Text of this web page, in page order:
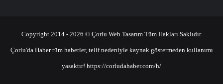
Copyright 2014 - 2026 © Çorlu Web Tasarım Tüm Hakları Saklıdır.
Çorlu'da Haber tüm haberler, telif nedeniyle kaynak göstermeden kullanımı
yasaktır! https://corludahaber.com/h/